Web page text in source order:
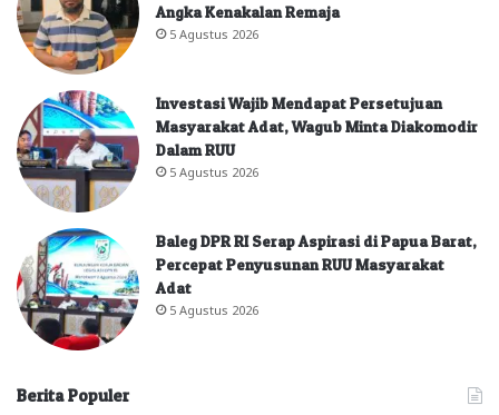
Angka Kenakalan Remaja
5 Agustus 2026
Investasi Wajib Mendapat Persetujuan
Masyarakat Adat, Wagub Minta Diakomodir
Dalam RUU
5 Agustus 2026
Baleg DPR RI Serap Aspirasi di Papua Barat,
Percepat Penyusunan RUU Masyarakat
Adat
5 Agustus 2026
Berita Populer